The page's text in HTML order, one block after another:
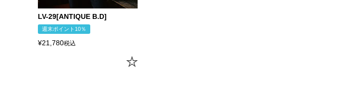
S
66.5cm 50.5cm 19.0cm
M
69.0cm 53.0cm
L
71.5cm 55.5cm
XL
74.0cm
22.0cm
LV-29[ANTIQUE B.D]
週末ポイント10％
¥21,780税込